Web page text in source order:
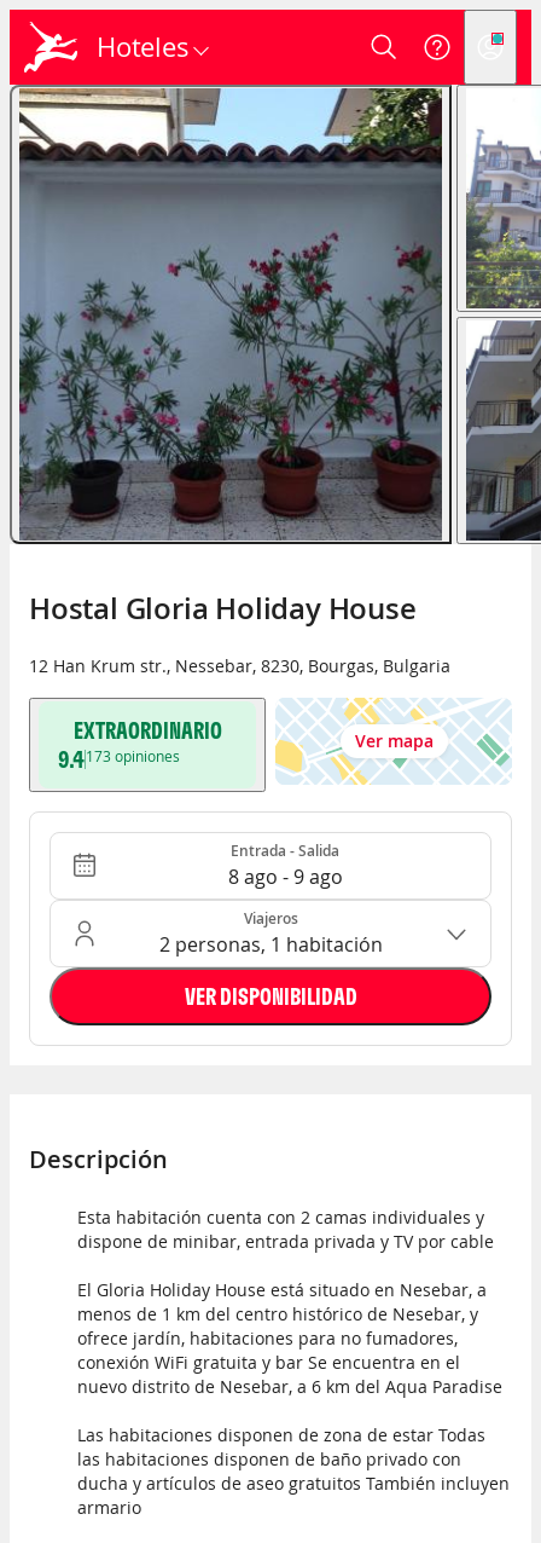
Hoteles
Hostal Gloria Holiday House
12 Han Krum str., Nessebar, 8230, Bourgas, Bulgaria
EXTRAORDINARIO
9.4173 opiniones
Ver mapa
Entrada - Salida Entrada - Salida
8 ago - 9 ago
Ocupación: 2 personas, 1 habitación
Viajeros
2 personas, 1 habitación
VER DISPONIBILIDAD
Descripción
Esta habitación cuenta con 2 camas individuales y
dispone de minibar, entrada privada y TV por cable
El Gloria Holiday House está situado en Nesebar, a
menos de 1 km del centro histórico de Nesebar, y
ofrece jardín, habitaciones para no fumadores,
conexión WiFi gratuita y bar Se encuentra en el
nuevo distrito de Nesebar, a 6 km del Aqua Paradise
Las habitaciones disponen de zona de estar Todas
las habitaciones disponen de baño privado con
ducha y artículos de aseo gratuitos También incluyen
armario